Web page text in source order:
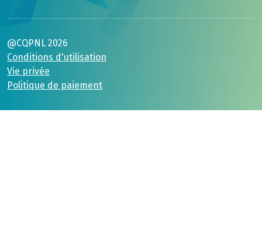
@CQPNL 2026
Conditions d'utilisation
Vie privée
Politique de paiement